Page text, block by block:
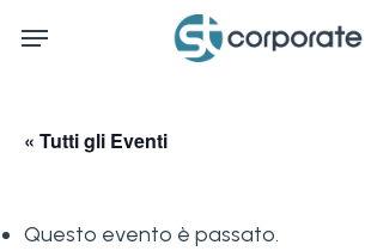
Menu
« Tutti gli Eventi
Questo evento è passato.